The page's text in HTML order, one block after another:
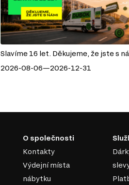
Slavíme 16 let. Děkujeme, že jste s
2026-08-06—2026-12-31
O společnosti
Kontakty
Výdejní místa
nábytku